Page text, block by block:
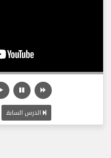
الدرس السابق